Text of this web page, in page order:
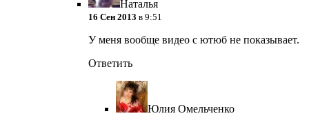
Наталья
16 Сен 2013 в 9:51
У меня вообще видео с ютюб не показывает.
Ответить
Юлия Омельченко